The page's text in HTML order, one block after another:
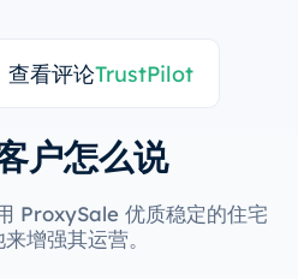
查看评论TrustPilot
户怎么说
ProxySale 优质稳定的住宅
增强其运营。